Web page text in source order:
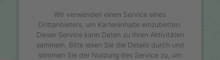
Wir verwenden einen Service eines
Drittanbieters, um Karteninhalte einzubetten.
Dieser Service kann Daten zu Ihren Aktivitäten
sammeln. Bitte lesen Sie die Details durch und
stimmen Sie der Nutzung des Service zu, um